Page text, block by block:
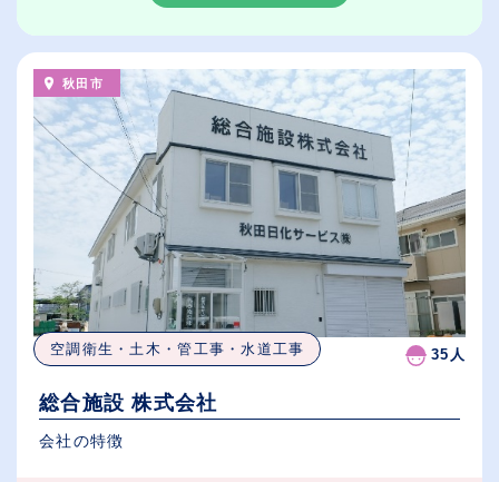
秋田市
空調衛生・土木・管工事・水道工事 35人
総合施設 株式会社
会社の特徴